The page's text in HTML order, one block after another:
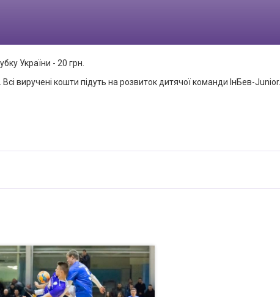
України - 20 грн.
виручені кошти підуть на розвиток дитячої команди ІнБев-Junior.